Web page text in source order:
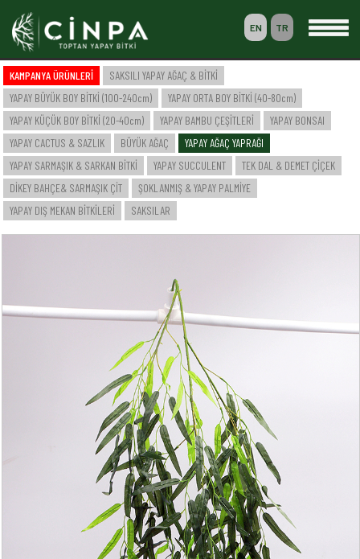
EN TR
SEPETİM
ÜYELİK
-- ANASAYFA --
-- KURUMSAL --
SAKSILI YAPAY AĞAÇ & BİTKİ
YAPAY BAMBU ÇEŞİTLERİ
YAPAY BONSAI
YAPAY CACTUS & SAZLIK
BÜYÜK AĞAÇ
YAPAY AĞAÇ YAPRAĞI
YAPAY SARMAŞIK & SARKAN BİTKİ
YAPAY SUCCULENT
TEK DAL & DEMET ÇİÇEK
DİKEY BAHÇE& SARMAŞIK ÇİT
ŞOKLANMIŞ & YAPAY PALMİYE
YAPAY DIŞ MEKAN BİTKİLERİ
SAKSILAR
--- HABERLER --
-- İLETİŞİM --
KAMPANYA ÜRÜNLERİ
SAKSILI YAPAY AĞAÇ & BİTKİ
YAPAY BÜYÜK BOY BİTKİ (100-240cm)
YAPAY ORTA BOY BİTKİ (40-80cm)
YAPAY KÜÇÜK BOY BİTKİ (20-40cm)
YAPAY BAMBU ÇEŞİTLERİ
YAPAY BONSAI
YAPAY CACTUS & SAZLIK
BÜYÜK AĞAÇ
YAPAY AĞAÇ YAPRAĞI
YAPAY SARMAŞIK & SARKAN BİTKİ
YAPAY SUCCULENT
TEK DAL & DEMET ÇİÇEK
DİKEY BAHÇE& SARMAŞIK ÇİT
ŞOKLANMIŞ & YAPAY PALMİYE
YAPAY DIŞ MEKAN BİTKİLERİ
SAKSILAR